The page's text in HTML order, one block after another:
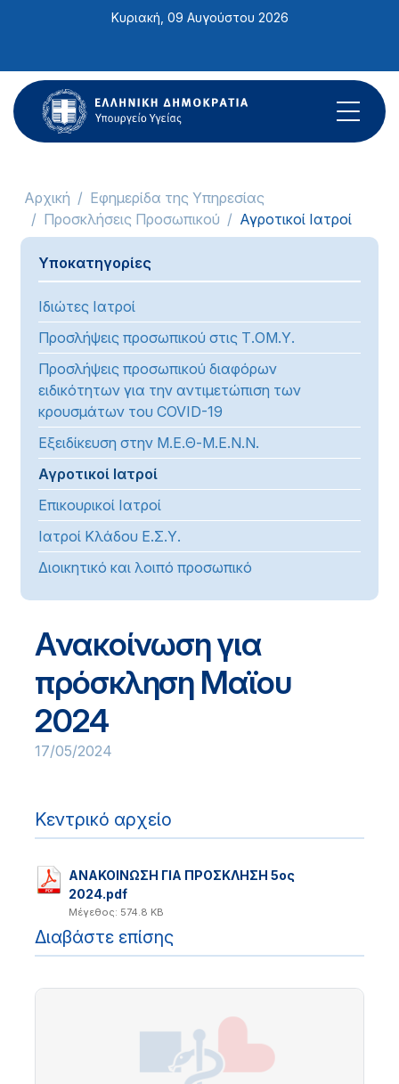
ιστότοπος
περιλαμβάνει
ένα
σύστημα
Κυριακή, 09 Αυγούστου 2026
Αρχική
Εφημερίδα της Υπηρεσίας
Προσκλήσεις Προσωπικού
Αγροτικοί Ιατροί
Υποκατηγορίες
Ιδιώτες Ιατροί
Προσλήψεις προσωπικού στις Τ.ΟΜ.Υ.
Προσλήψεις προσωπικού διαφόρων
ειδικότητων για την αντιμετώπιση των
κρουσμάτων του COVID-19
Εξειδίκευση στην Μ.Ε.Θ-Μ.Ε.Ν.Ν.
Αγροτικοί Ιατροί
Επικουρικοί Ιατροί
Ιατροί Κλάδου Ε.Σ.Υ.
Διοικητικό και λοιπό προσωπικό
Aνακοίνωση για
πρόσκληση Μαϊου
2024
17/05/2024
Κεντρικό αρχείο
ΑΝΑΚΟΙΝΩΣΗ ΓΙΑ ΠΡΟΣΚΛΗΣΗ 5ος
2024.pdf
Μέγεθος: 574.8 KB
Διαβάστε επίσης